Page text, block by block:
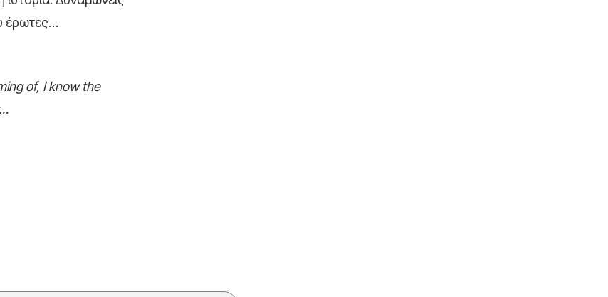
έρωτες…
of, I know the